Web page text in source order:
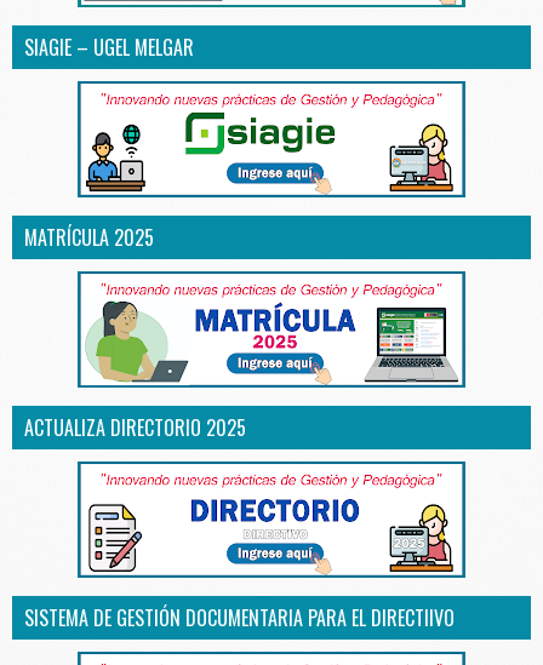
SIAGIE – UGEL MELGAR
MATRÍCULA 2025
ACTUALIZA DIRECTORIO 2025
SISTEMA DE GESTIÓN DOCUMENTARIA PARA EL DIRECTIIVO